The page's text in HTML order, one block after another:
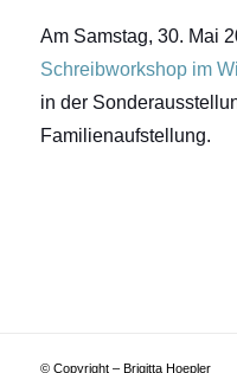
Am Samstag, 30. Mai
Schreibworkshop im
in der
Familienaufstellung.
© Copyright – Brigitta Hoepler